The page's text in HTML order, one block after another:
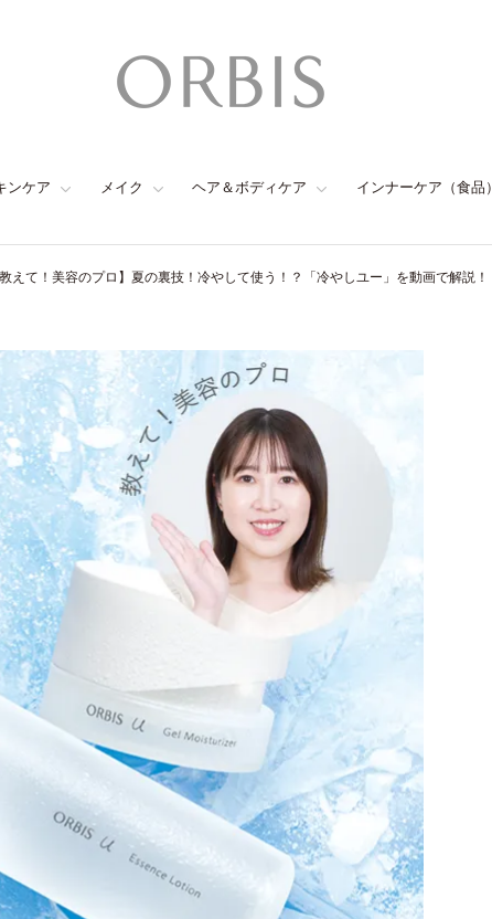
ンケア メイク ヘア＆ボディケア インナーケア（食品）
教えて！美容のプロ】夏の裏技！冷やして使う！？「冷やしユー」を動画で解説！